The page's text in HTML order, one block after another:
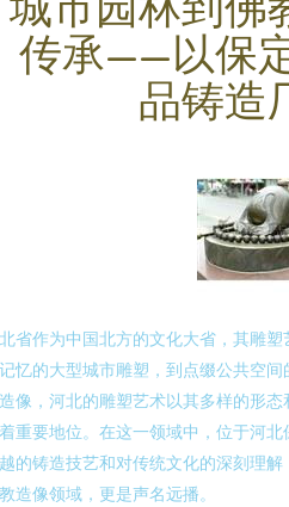
传承——以保
品铸造
省作为中国北方的文化大省，其雕
忆的大型城市雕塑，到点缀公共空
像，河北的雕塑艺术以其多样的形
重要地位。在这一领域中，位于河
的铸造技艺和对传统文化的深刻理
造像领域，更是声名远播。